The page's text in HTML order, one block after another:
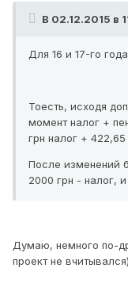
В 02.12.2015 в
Для 16 и 17-го
Тоесть, исходя
момент налог +
грн налог +
После изменений
2000 грн - налог,
Думаю, немного по-
проект не